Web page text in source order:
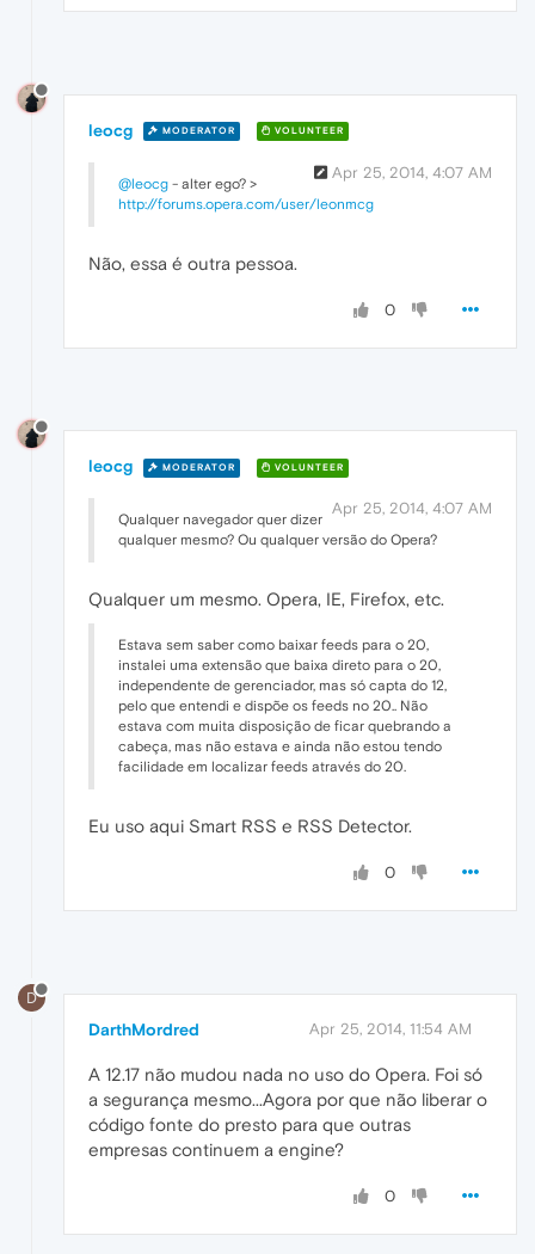
leocg MODERATOR VOLUNTEER
Apr 25, 2014, 4:07 AM
@leocg - alter ego? >
http://forums.opera.com/user/leonmcg
Não, essa é outra pessoa.
0
leocg MODERATOR VOLUNTEER
Apr 25, 2014, 4:07 AM
Qualquer navegador quer dizer
qualquer mesmo? Ou qualquer versão do Opera?
Qualquer um mesmo. Opera, IE, Firefox, etc.
Estava sem saber como baixar feeds para o 20,
instalei uma extensão que baixa direto para o 20,
independente de gerenciador, mas só capta do 12,
pelo que entendi e dispõe os feeds no 20.. Não
estava com muita disposição de ficar quebrando a
cabeça, mas não estava e ainda não estou tendo
facilidade em localizar feeds através do 20.
Eu uso aqui Smart RSS e RSS Detector.
0
D
DarthMordred Apr 25, 2014, 11:54 AM
A 12.17 não mudou nada no uso do Opera. Foi só
a segurança mesmo...Agora por que não liberar o
código fonte do presto para que outras
empresas continuem a engine?
0